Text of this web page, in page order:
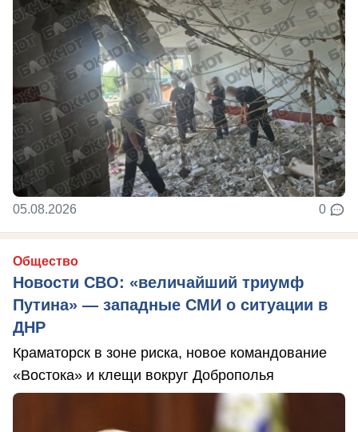
05.08.2026 0
Общество
Новости СВО: «величайший триумф
Путина» — западные СМИ о ситуации в
ДНР
Краматорск в зоне риска, новое командование
«Востока» и клещи вокруг Доброполья